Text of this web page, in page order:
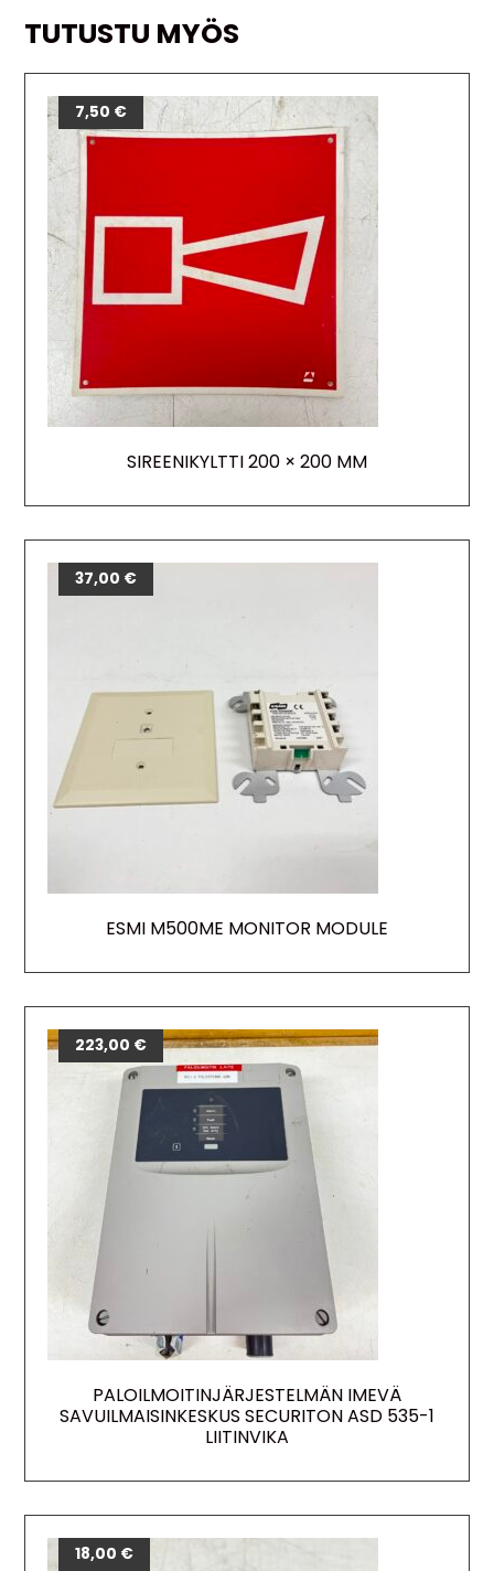
TUTUSTU MYÖS
SIREENIKYLTTI 200 × 200 MM
7,50 €
ESMI M500ME MONITOR MODULE
37,00 €
PALOILMOITINJÄRJESTELMÄN IMEVÄ
SAVUILMAISINKESKUS SECURITON ASD 535-1
LIITINVIKA
223,00 €
18,00 €